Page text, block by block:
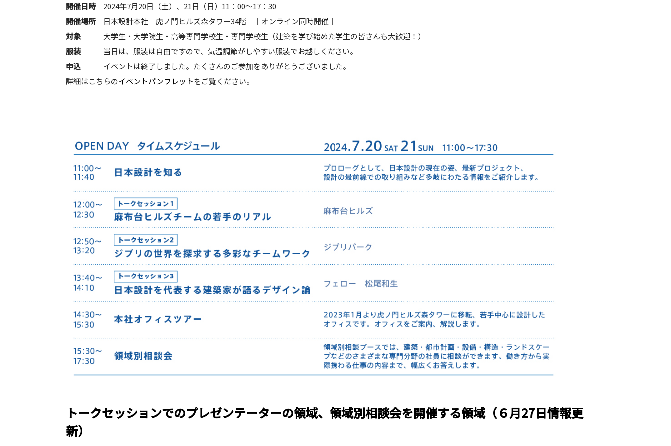
開催日時2024年7月20日（土）、21日（日）11：00～17：30
開催場所 日本設計本社 虎ノ門ヒルズ森タワー34階 ｜オンライン同時開催｜
対象 大学生・大学院生・高等専門学校生・専門学校生（建築を学び始めた学生の皆さんも大歓迎！）
服装 当日は、服装は自由ですので、気温調節がしやすい服装でお越しください。
申込 イベントは終了しました。たくさんのご参加をありがとうございました。
詳細はこちらのイベントパンフレットをご覧ください。
トークセッションでのプレゼンテーターの領域、領域別相談会を開催する領域（６月27日情報更
新）